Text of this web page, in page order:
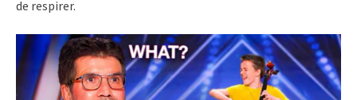
de respirer.